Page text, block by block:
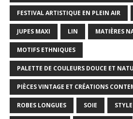
FESTIVAL ARTISTIQUE EN PLEIN AIR
JUPES MAXI LIN MATIÈRES
MOTIFS ETHNIQUES
PALETTE DE COULEURS DOUCE ET
PIÈCES VINTAGE ET CRÉATIONS
ROBES LONGUES SOIE